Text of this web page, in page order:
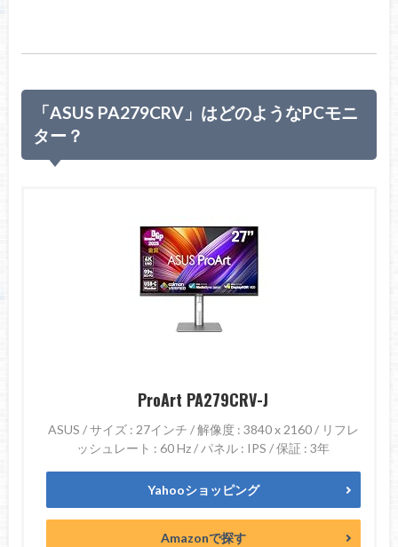
「ASUS PA279CRV」はどのようなPCモニ
ター？
ProArt PA279CRV-J
ASUS / サイズ : 27インチ / 解像度 : 3840 x 2160 / リフレ
ッシュレート : 60 Hz / パネル : IPS / 保証 : 3年
Yahooショッピング
Amazonで探す